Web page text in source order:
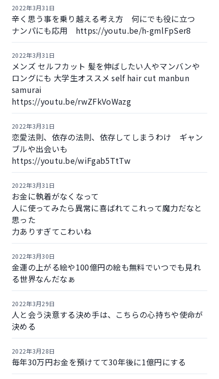
辛く思う事を乗り越える考え方 何にでも役に立つ
ナンパにも応用 https://youtu.be/h-gmlFpSer8
2022年3月31日
メンズ セルフカット 髪を伸ばしたい人やマンバンや
ロングにも 大学生オススメ self hair cut manbun
samurai
https://youtu.be/rwZFkVoWazg
2022年3月31日
恋愛法則、依存の法則、依存してしまうわけ ギャン
ブルや出会いも
https://youtu.be/wiFgab5TtTw
2022年3月31日
お金に執着がなくなって
人に使ってみたら異常に喜ばれてこれって魔力だなと
思った
力ありすぎてこわいね
2022年3月31日
金運の上がる絵や100億円の絵も無料でいつでも見れ
る世界なんだなぁ
2022年3月30日
人と会う決意する決め手は、こちらの心持ちや使命が
決める
2022年3月29日
毎年30万円お金を預けてて30年後に1億円にする
2022年3月28日